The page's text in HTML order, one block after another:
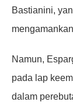
Bastianini,
Namun,
pada lap
dalam